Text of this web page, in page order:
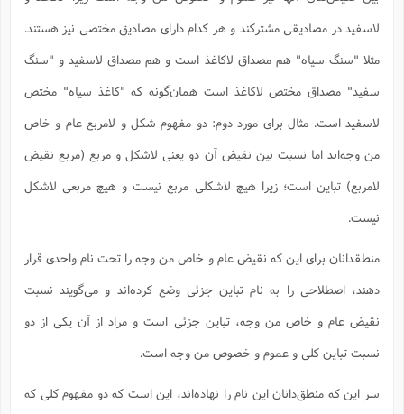
لاسفید در مصادیقی مشترکند و هر کدام دارای مصادیق مختصی نیز هستند.
مثلا "سنگ سیاه" هم مصداق لاکاغذ است و هم مصداق لاسفید و "سنگ
سفید" مصداق مختص لاکاغذ است همان‌گونه که "کاغذ سیاه" مختص
لاسفید است. مثال برای مورد دوم: دو مفهوم شکل و لامربع عام و خاص
من وجه‌اند اما نسبت بین نقیض آن دو یعنی لاشکل و مربع (مربع نقیض
لامربع) تباین است؛ زیرا هیچ لاشکلی مربع نیست و هیچ مربعی لاشکل
نیست.
منطقدانان برای این که نقیض عام و خاص من وجه را تحت نام واحدی قرار
دهند، اصطلاحی را به نام تباین جزئی وضع کرده‌اند و می‌گویند نسبت
نقیض عام و خاص من وجه، تباین جزئی است و مراد از آن یکی از دو
نسبت تباین کلی و عموم و خصوص من وجه است.
سر این که منطق‌دانان این نام را نهاده‌اند، این است که دو مفهوم کلی که